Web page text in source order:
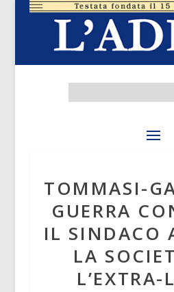
TOMMASI-
GUERRA
IL SINDACO
LA
L’EXTRA-